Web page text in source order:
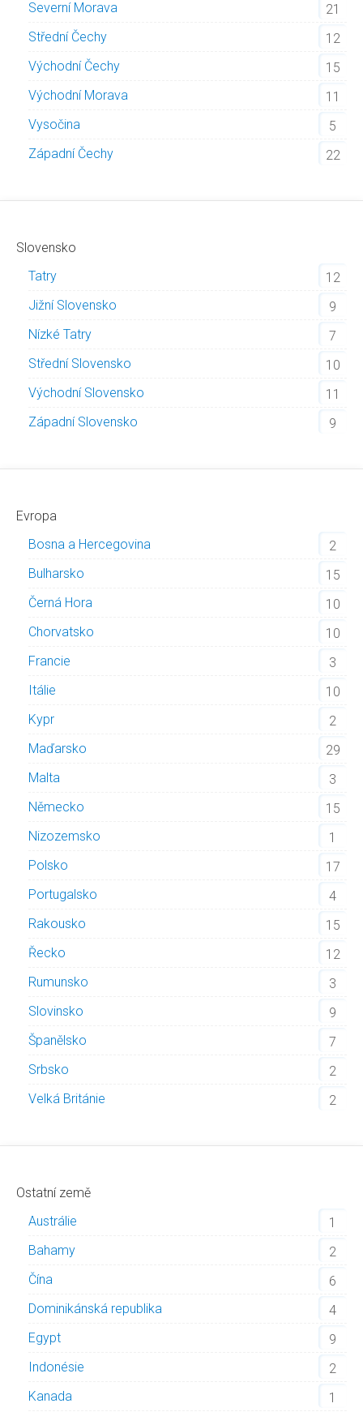
Severní Morava
21
Střední Čechy
12
Východní Čechy
15
Východní Morava
11
Vysočina
5
Západní Čechy
22
Slovensko
Tatry
12
Jižní Slovensko
9
Nízké Tatry
7
Střední Slovensko
10
Východní Slovensko
11
Západní Slovensko
9
Evropa
Bosna a Hercegovina
2
Bulharsko
15
Černá Hora
10
Chorvatsko
10
Francie
3
Itálie
10
Kypr
2
Maďarsko
29
Malta
3
Německo
15
Nizozemsko
1
Polsko
17
Portugalsko
4
Rakousko
15
Řecko
12
Rumunsko
3
Slovinsko
9
Španělsko
7
Srbsko
2
Velká Británie
2
Ostatní země
Austrálie
1
Bahamy
2
Čína
6
Dominikánská republika
4
Egypt
9
Indonésie
2
Kanada
1